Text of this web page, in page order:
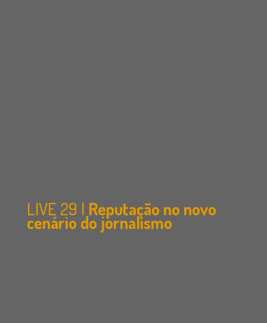
LIVE 29 | Reputação no novo
cenário do jornalismo